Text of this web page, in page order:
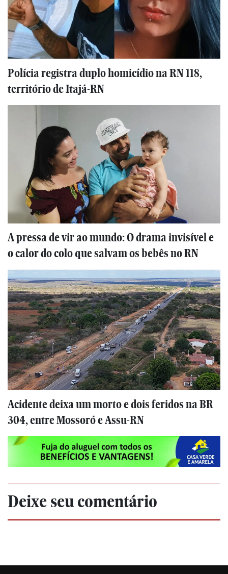
Polícia registra duplo homicídio na RN 118,
território de Itajá-RN
A pressa de vir ao mundo: O drama invisível e
o calor do colo que salvam os bebês no RN
Acidente deixa um morto e dois feridos na BR
304, entre Mossoró e Assu-RN
Deixe seu comentário